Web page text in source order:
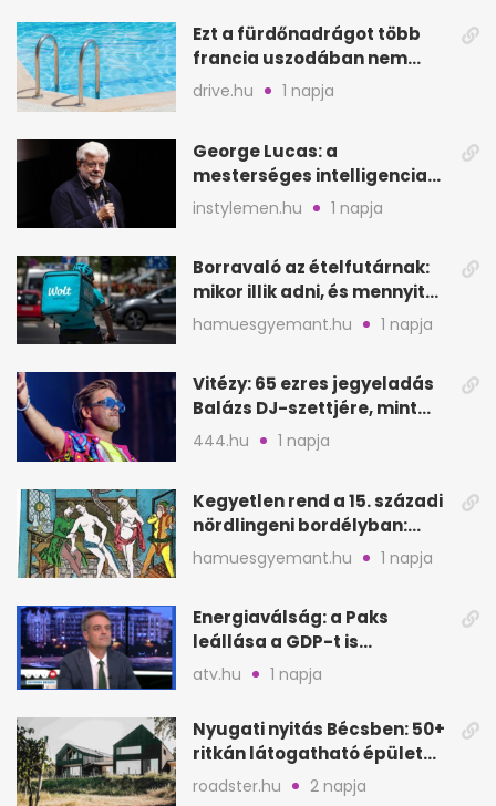
Ezt a fürdőnadrágot több
francia uszodában nem
fogadják el
drive.hu 1 napja
George Lucas: a
mesterséges intelligencia
lehet Hollywood következő
lépése
instylemen.hu 1 napja
Borravaló az ételfutárnak:
mikor illik adni, és mennyit
rendeléskor?
hamuesgyemant.hu 1 napja
Vitézy: 65 ezres jegyeladás
Balázs DJ-szettjére, mint
metró nélküli Puskás-meccs
444.hu 1 napja
Kegyetlen rend a 15. századi
nördlingeni bordélyban:
verés, éheztetés
hamuesgyemant.hu 1 napja
Energiaválság: a Paks
leállása a GDP-t is
megütheti, int az
Oeconomus
atv.hu 1 napja
Nyugati nyitás Bécsben: 50+
ritkán látogatható épület
nyílik meg
roadster.hu 2 napja